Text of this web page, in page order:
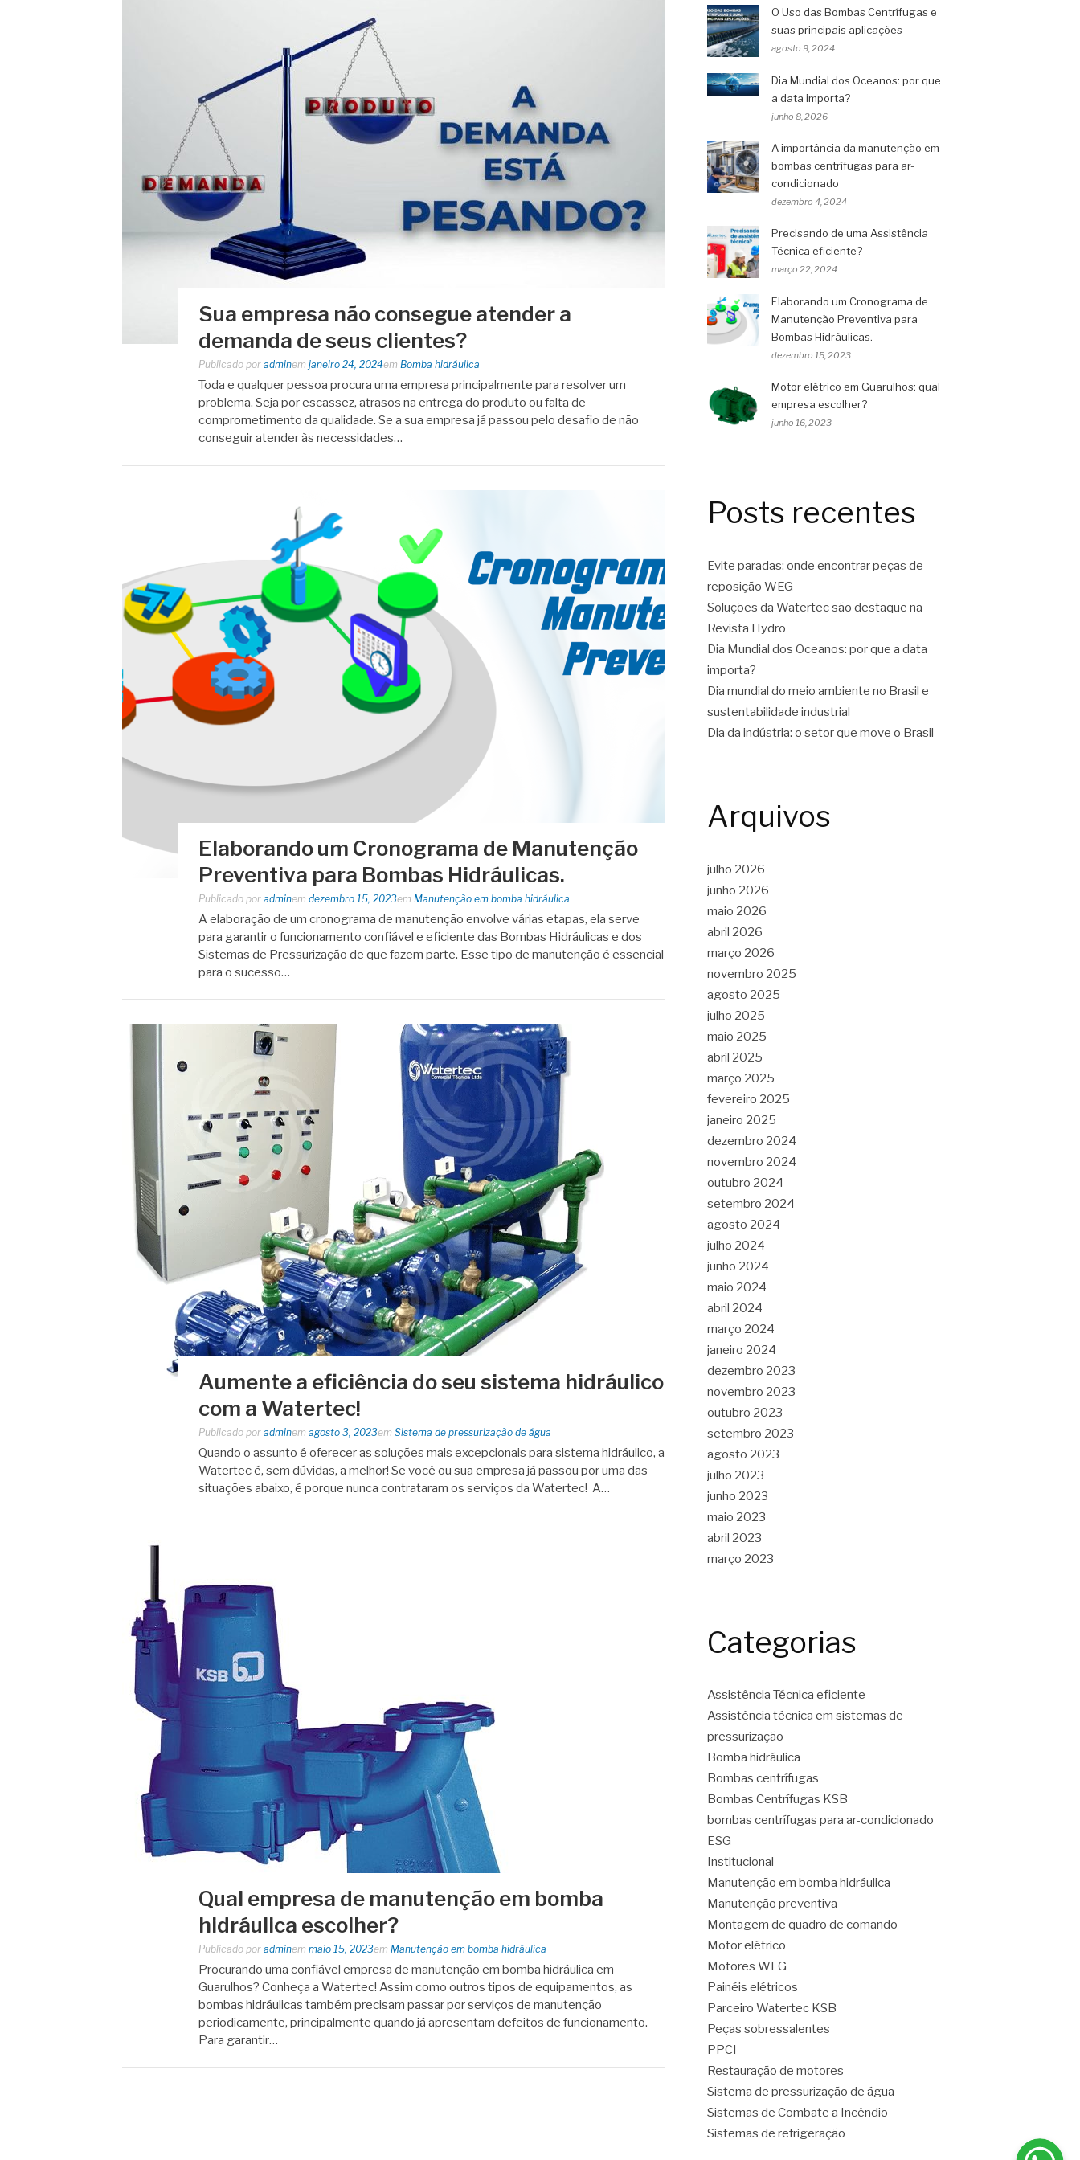
Sua empresa não consegue atender a
demanda de seus clientes?
Publicado por adminem janeiro 24, 2024em Bomba hidráulica
Toda e qualquer pessoa procura uma empresa principalmente para resolver um
problema. Seja por escassez, atrasos na entrega do produto ou falta de
comprometimento da qualidade. Se a sua empresa já passou pelo desafio de não
conseguir atender às necessidades…
Elaborando um Cronograma de Manutenção
Preventiva para Bombas Hidráulicas.
Publicado por adminem dezembro 15, 2023em Manutenção em bomba hidráulica
A elaboração de um cronograma de manutenção envolve várias etapas, ela serve
para garantir o funcionamento confiável e eficiente das Bombas Hidráulicas e dos
Sistemas de Pressurização de que fazem parte. Esse tipo de manutenção é essencial
para o sucesso…
Aumente a eficiência do seu sistema hidráulico
com a Watertec!
Publicado por adminem agosto 3, 2023em Sistema de pressurização de água
Quando o assunto é oferecer as soluções mais excepcionais para sistema hidráulico, a
Watertec é, sem dúvidas, a melhor! Se você ou sua empresa já passou por uma das
situações abaixo, é porque nunca contrataram os serviços da Watertec! A…
Qual empresa de manutenção em bomba
hidráulica escolher?
Publicado por adminem maio 15, 2023em Manutenção em bomba hidráulica
Procurando uma confiável empresa de manutenção em bomba hidráulica em
Guarulhos? Conheça a Watertec! Assim como outros tipos de equipamentos, as
bombas hidráulicas também precisam passar por serviços de manutenção
periodicamente, principalmente quando já apresentam defeitos de funcionamento.
Para garantir…
O Uso das Bombas Centrífugas e
suas principais aplicações
agosto 9, 2024
Dia Mundial dos Oceanos: por que
a data importa?
junho 8, 2026
A importância da manutenção em
bombas centrífugas para ar-
condicionado
dezembro 4, 2024
Precisando de uma Assistência
Técnica eficiente?
março 22, 2024
Elaborando um Cronograma de
Manutenção Preventiva para
Bombas Hidráulicas.
dezembro 15, 2023
Motor elétrico em Guarulhos: qual
empresa escolher?
junho 16, 2023
Posts recentes
Evite paradas: onde encontrar peças de
reposição WEG
Soluções da Watertec são destaque na
Revista Hydro
Dia Mundial dos Oceanos: por que a data
importa?
Dia mundial do meio ambiente no Brasil e
sustentabilidade industrial
Dia da indústria: o setor que move o Brasil
Arquivos
julho 2026
junho 2026
maio 2026
abril 2026
março 2026
novembro 2025
agosto 2025
julho 2025
maio 2025
abril 2025
março 2025
fevereiro 2025
janeiro 2025
dezembro 2024
novembro 2024
outubro 2024
setembro 2024
agosto 2024
julho 2024
junho 2024
maio 2024
abril 2024
março 2024
janeiro 2024
dezembro 2023
novembro 2023
outubro 2023
setembro 2023
agosto 2023
julho 2023
junho 2023
maio 2023
abril 2023
março 2023
Categorias
Assistência Técnica eficiente
Assistência técnica em sistemas de
pressurização
Bomba hidráulica
Bombas centrífugas
Bombas Centrífugas KSB
bombas centrífugas para ar-condicionado
ESG
Institucional
Manutenção em bomba hidráulica
Manutenção preventiva
Montagem de quadro de comando
Motor elétrico
Motores WEG
Painéis elétricos
Parceiro Watertec KSB
Peças sobressalentes
PPCI
Restauração de motores
Sistema de pressurização de água
Sistemas de Combate a Incêndio
Sistemas de refrigeração